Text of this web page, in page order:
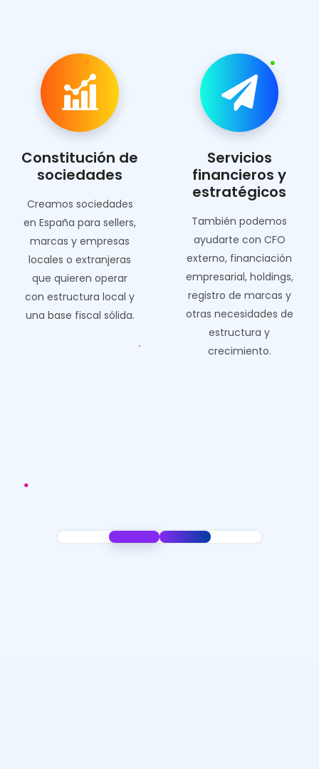
Constitución de
sociedades
Creamos sociedades
en España para sellers,
marcas y empresas
locales o extranjeras
que quieren operar
con estructura local y
una base fiscal sólida.
Servicios
financieros y
estratégicos
También podemos
ayudarte con CFO
externo, financiación
empresarial, holdings,
registro de marcas y
otras necesidades de
estructura y
crecimiento.